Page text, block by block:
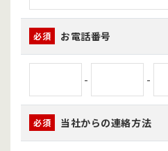
必須 お電話番号
- -
必須 当社からの連絡方法